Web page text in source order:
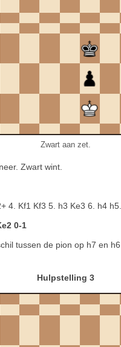
Zwart aan zet.
Zwart wint.
4. Kf1 Kf3 5. h3 Ke3 6. h4 h5.
0-1
tussen de pion op h7 en
Hulpstelling 3